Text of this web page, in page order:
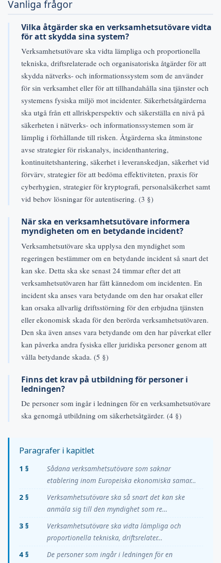
Vanliga frågor
Vilka åtgärder ska en verksamhetsutövare vidta
för att skydda sina system?
Verksamhetsutövare ska vidta lämpliga och proportionella
tekniska, driftsrelaterade och organisatoriska åtgärder för att
skydda nätverks- och informationssystem som de använder
för sin verksamhet eller för att tillhandahålla sina tjänster och
systemens fysiska miljö mot incidenter. Säkerhetsåtgärderna
ska utgå från ett allriskperspektiv och säkerställa en nivå på
säkerheten i nätverks- och informationssystemen som är
lämplig i förhållande till risken. Åtgärderna ska åtminstone
avse strategier för riskanalys, incidenthantering,
kontinuitetshantering, säkerhet i leveranskedjan, säkerhet vid
förvärv, strategier för att bedöma effektiviteten, praxis för
cyberhygien, strategier för kryptografi, personalsäkerhet samt
vid behov lösningar för autentisering. (3 §)
När ska en verksamhetsutövare informera
myndigheten om en betydande incident?
Verksamhetsutövare ska upplysa den myndighet som
regeringen bestämmer om en betydande incident så snart det
kan ske. Detta ska ske senast 24 timmar efter det att
verksamhetsutövaren har fått kännedom om incidenten. En
incident ska anses vara betydande om den har orsakat eller
kan orsaka allvarlig driftsstörning för den erbjudna tjänsten
eller ekonomisk skada för den berörda verksamhetsutövaren.
Den ska även anses vara betydande om den har påverkat eller
kan påverka andra fysiska eller juridiska personer genom att
vålla betydande skada. (5 §)
Finns det krav på utbildning för personer i
ledningen?
De personer som ingår i ledningen för en verksamhetsutövare
ska genomgå utbildning om säkerhetsåtgärder. (4 §)
Paragrafer i kapitlet
1 §
Sådana verksamhetsutövare som saknar
etablering inom Europeiska ekonomiska samar…
2 §
Verksamhetsutövare ska så snart det kan ske
anmäla sig till den myndighet som re…
3 §
Verksamhetsutövare ska vidta lämpliga och
proportionella tekniska, driftsrelater…
4 §
De personer som ingår i ledningen för en